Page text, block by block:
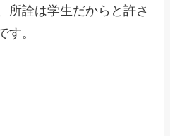
所詮は学生だからと許さ
す。